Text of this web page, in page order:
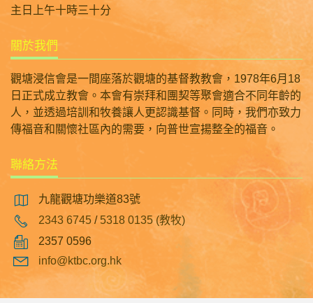
主日上午十時三十分
關於我們
觀塘浸信會是一間座落於觀塘的基督教教會，1978年6月18
日正式成立教會。本會有崇拜和團契等聚會適合不同年齡的
人，並透過培訓和牧養讓人更認識基督。同時，我們亦致力
傳福音和關懷社區內的需要，向普世宣揚整全的福音。
聯絡方法
九龍觀塘功樂道83號
2343 6745 / 5318 0135 (教牧)
2357 0596
info@ktbc.org.hk